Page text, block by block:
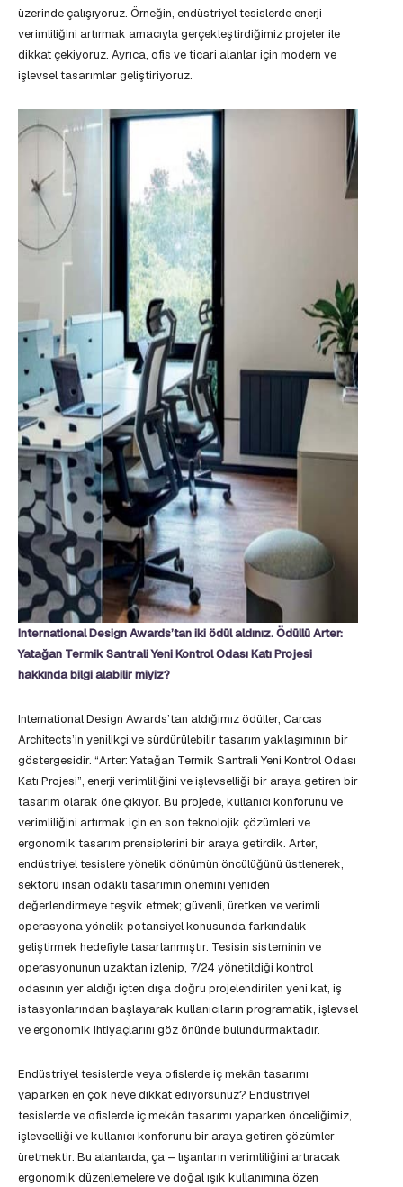
üzerinde çalışıyoruz. Örneğin, endüstriyel tesislerde enerji
verimliliğini artırmak amacıyla gerçekleştirdiğimiz projeler ile
dikkat çekiyoruz. Ayrıca, ofis ve ticari alanlar için modern ve
işlevsel tasarımlar geliştiriyoruz.
International Design Awards’tan iki ödül aldınız. Ödüllü Arter:
Yatağan Termik Santrali Yeni Kontrol Odası Katı Projesi
hakkında bilgi alabilir miyiz?
International Design Awards’tan aldığımız ödüller, Carcas
Architects’in yenilikçi ve sürdürülebilir tasarım yaklaşımının bir
göstergesidir. “Arter: Yatağan Termik Santrali Yeni Kontrol Odası
Katı Projesi”, enerji verimliliğini ve işlevselliği bir araya getiren bir
tasarım olarak öne çıkıyor. Bu projede, kullanıcı konforunu ve
verimliliğini artırmak için en son teknolojik çözümleri ve
ergonomik tasarım prensiplerini bir araya getirdik. Arter,
endüstriyel tesislere yönelik dönümün öncülüğünü üstlenerek,
sektörü insan odaklı tasarımın önemini yeniden
değerlendirmeye teşvik etmek; güvenli, üretken ve verimli
operasyona yönelik potansiyel konusunda farkındalık
geliştirmek hedefiyle tasarlanmıştır. Tesisin sisteminin ve
operasyonunun uzaktan izlenip, 7/24 yönetildiği kontrol
odasının yer aldığı içten dışa doğru projelendirilen yeni kat, iş
istasyonlarından başlayarak kullanıcıların programatik, işlevsel
ve ergonomik ihtiyaçlarını göz önünde bulundurmaktadır.
Endüstriyel tesislerde veya ofislerde iç mekân tasarımı
yaparken en çok neye dikkat ediyorsunuz? Endüstriyel
tesislerde ve ofislerde iç mekân tasarımı yaparken önceliğimiz,
işlevselliği ve kullanıcı konforunu bir araya getiren çözümler
üretmektir. Bu alanlarda, ça – lışanların verimliliğini artıracak
ergonomik düzenlemelere ve doğal ışık kullanımına özen